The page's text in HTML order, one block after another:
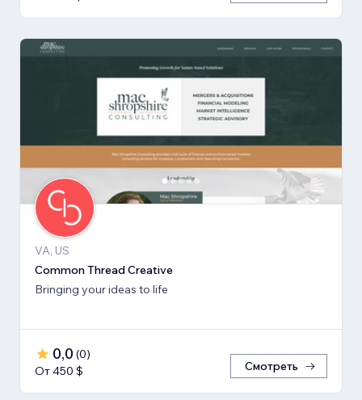
VA, US
Common Thread Creative
Bringing your ideas to life
0,0 (0)
От 450 $
Смотреть